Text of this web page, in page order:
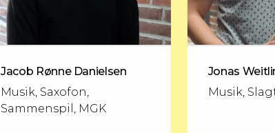
Jacob Rønne Danielsen
Musik, Saxofon,
Sammenspil, MGK
Jonas
Musik,